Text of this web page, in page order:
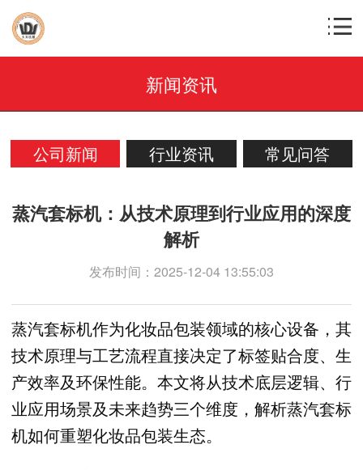
新闻资讯
公司新闻 行业资讯 常见问答
蒸汽套标机：从技术原理到行业应用的深度
解析
发布时间：2025-12-04 13:55:03
蒸汽套标机作为化妆品包装领域的核心设备，其
技术原理与工艺流程直接决定了标签贴合度、生
产效率及环保性能。本文将从技术底层逻辑、行
业应用场景及未来趋势三个维度，解析蒸汽套标
机如何重塑化妆品包装生态。